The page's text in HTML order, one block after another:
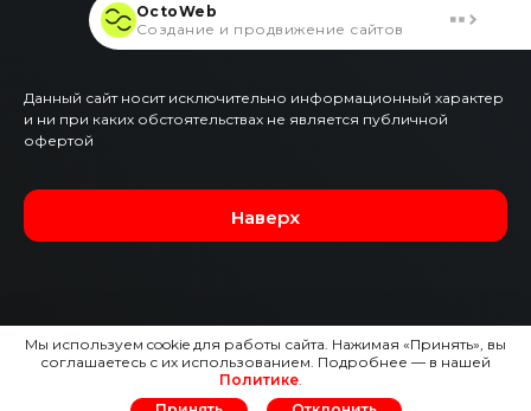
Данный сайт носит исключительно информационный характер
и ни при каких обстоятельствах не является публичной
офертой
Наверх
OctoWeb
Создание и продвижение сайтов
Мы используем cookie для работы сайта. Нажимая «Принять», вы
соглашаетесь с их использованием. Подробнее — в нашей
Политике.
Оставить заявку